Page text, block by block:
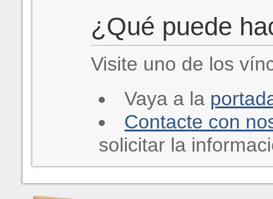
¿Qué puede
Visite uno de los
Vaya a la
Contacte con
solicitar la